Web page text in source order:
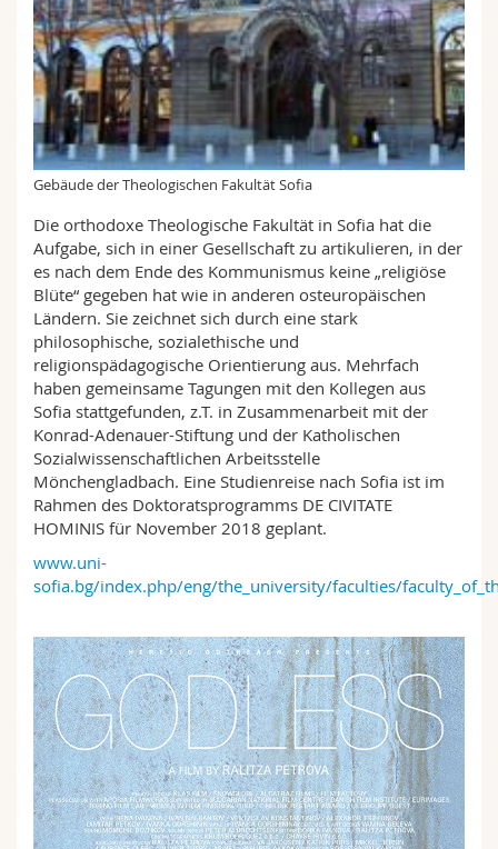
Math.-Nat. und Med. Fak.
Interfakultär
Mitarbeitende
Doktorierende
Webmail
Vorlesungsverzeichnis
MyUnifr
Gebäude der Theologischen Fakultät Sofia
Die orthodoxe Theologische Fakultät in Sofia hat die
Aufgabe, sich in einer Gesellschaft zu artikulieren, in der
es nach dem Ende des Kommunismus keine „religiöse
Blüte“ gegeben hat wie in anderen osteuropäischen
Ländern. Sie zeichnet sich durch eine stark
philosophische, sozialethische und
religionspädagogische Orientierung aus. Mehrfach
haben gemeinsame Tagungen mit den Kollegen aus
Sofia stattgefunden, z.T. in Zusammenarbeit mit der
Konrad-Adenauer-Stiftung und der Katholischen
Sozialwissenschaftlichen Arbeitsstelle
Mönchengladbach. Eine Studienreise nach Sofia ist im
Rahmen des Doktoratsprogramms DE CIVITATE
HOMINIS für November 2018 geplant.
www.uni-
sofia.bg/index.php/eng/the_university/faculties/